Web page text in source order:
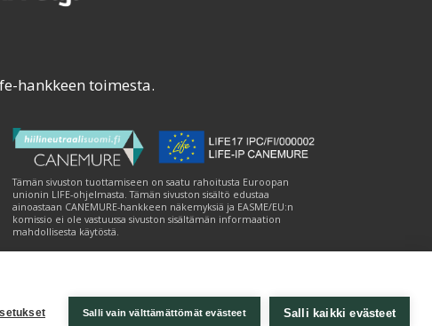
Salli vain välttämättömät evästeet Salli kaikki evästeet
hankkeen toimesta.
Tämän sivuston tuottamiseen on saatu rahoitusta Euroopan
unionin LIFE-ohjelmasta. Tämän sivuston sisältö edustaa
ainoastaan CANEMURE-hankkeen näkemyksiä ja EASME/EU:n
komissio ei ole vastuussa sivuston sisältämän informaation
mahdollisesta käytöstä.